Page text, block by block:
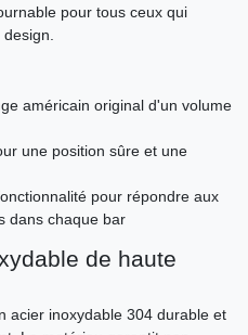
pour tous ceux qui
américain original d'un volume
une position sûre et une
pour répondre aux
dans chaque bar
de haute
acier inoxydable 304 durable et